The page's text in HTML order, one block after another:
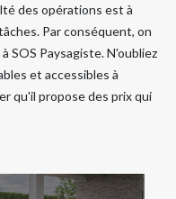
des opérations est à
Par conséquent, on
SOS Paysagiste. N'oubliez
et accessibles à
qu'il propose des prix qui